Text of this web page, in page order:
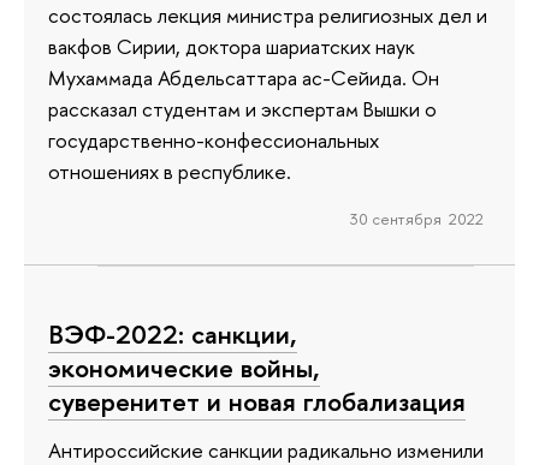
состоялась лекция министра религиозных дел и
вакфов Сирии, доктора шариатских наук
Мухаммада Абдельсаттара ас-Сейида. Он
рассказал студентам и экспертам Вышки о
государственно-конфессиональных
отношениях в республике.
30 сентября 2022
ВЭФ-2022: санкции,
экономические войны,
суверенитет и новая глобализация
Антироссийские санкции радикально изменили